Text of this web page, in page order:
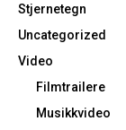
Stjernetegn
Uncategorized
Video
Filmtrailere
Musikkvideo